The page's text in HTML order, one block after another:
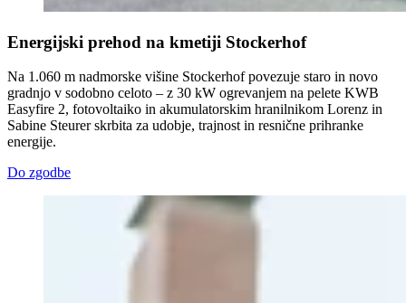
Energijski prehod na kmetiji Stockerhof
Na 1.060 m nadmorske višine Stockerhof povezuje staro in novo
gradnjo v sodobno celoto – z 30 kW ogrevanjem na pelete KWB
Easyfire 2, fotovoltaiko in akumulatorskim hranilnikom Lorenz in
Sabine Steurer skrbita za udobje, trajnost in resnične prihranke
energije.
Do zgodbe